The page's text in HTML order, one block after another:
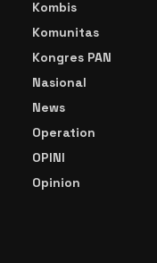
Kombis
Komunitas
Kongres PAN
Nasional
News
Operation
OPINI
Opinion